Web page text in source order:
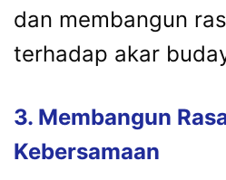
dan membangun
terhadap akar
3. Membangun
Kebersamaan